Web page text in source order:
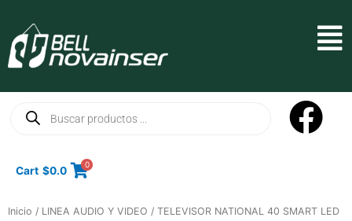
contenido
productos
Cart $0.0 0
Inicio / LINEA AUDIO Y VIDEO / TELEVISOR NATIONAL 40 SMART LED